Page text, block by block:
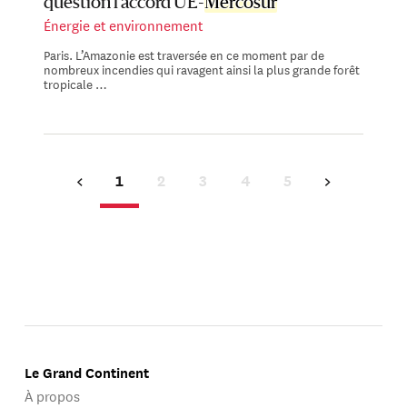
question l’accord UE-Mercosur
Énergie et environnement
Paris. L’Amazonie est traversée en ce moment par de
nombreux incendies qui ravagent ainsi la plus grande forêt
tropicale …
1 2 3 4 5
Le Grand Continent
À propos